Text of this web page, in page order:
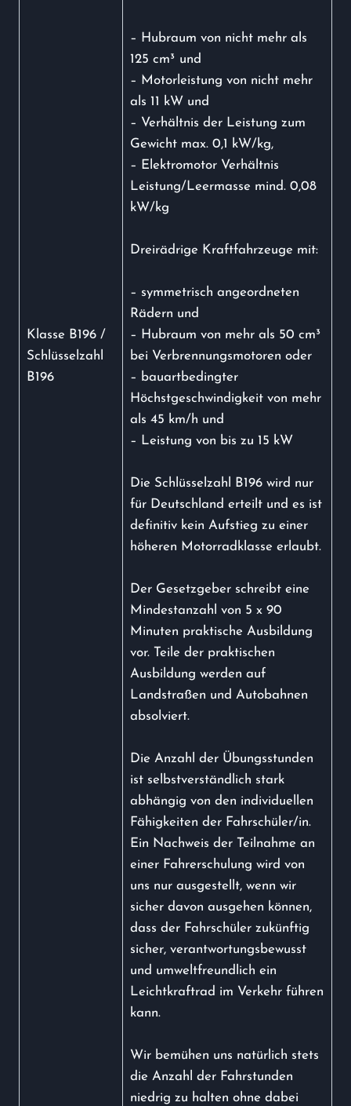
Klasse B196 /
Schlüsselzahl
B196
– Hubraum von nicht mehr als
125 cm³ und
– Motorleistung von nicht mehr
als 11 kW und
– Verhältnis der Leistung zum
Gewicht max. 0,1 kW/kg,
– Elektromotor Verhältnis
Leistung/Leermasse mind. 0,08
kW/kg
Dreirädrige Kraftfahrzeuge mit:
– symmetrisch angeordneten
Rädern und
– Hubraum von mehr als 50 cm³
bei Verbrennungsmotoren oder
– bauartbedingter
Höchstgeschwindigkeit von mehr
als 45 km/h und
– Leistung von bis zu 15 kW
Die Schlüsselzahl B196 wird nur
für Deutschland erteilt und es ist
definitiv kein Aufstieg zu einer
höheren Motorradklasse erlaubt.
Der Gesetzgeber schreibt eine
Mindestanzahl von 5 x 90
Minuten praktische Ausbildung
vor. Teile der praktischen
Ausbildung werden auf
Landstraßen und Autobahnen
absolviert.
Die Anzahl der Übungsstunden
ist selbstverständlich stark
abhängig von den individuellen
Fähigkeiten der Fahrschüler/in.
Ein Nachweis der Teilnahme an
einer Fahrerschulung wird von
uns nur ausgestellt, wenn wir
sicher davon ausgehen können,
dass der Fahrschüler zukünftig
sicher, verantwortungsbewusst
und umweltfreundlich ein
Leichtkraftrad im Verkehr führen
kann.
Wir bemühen uns natürlich stets
die Anzahl der Fahrstunden
niedrig zu halten ohne dabei